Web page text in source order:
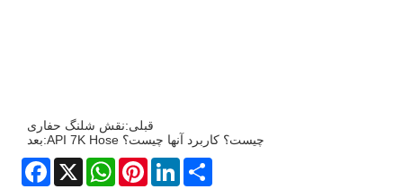
قبلی:نقش شلنگ حفاری
بعد:
API 7K Hose چیست؟ کاربرد آنها چیست؟
Facebook
X WhatsAppPinterestLinkedIn